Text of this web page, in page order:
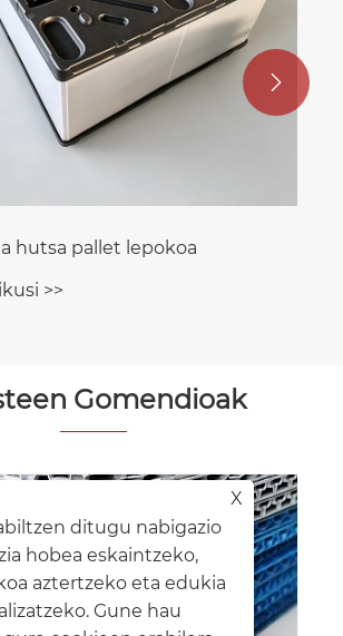

Gomendioak
Xafla hutsen kontrako
kutxen abantailak.
Gehiago ikusi >>
X
ditugu nabigazio
hobea eskaintzeko,
aztertzeko eta edukia
Gune hau